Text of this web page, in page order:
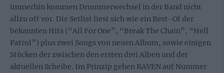
immerhin kommen Drummerwechsel in der Band nicht
allzu oft vor. Die Setlist liest sich wie ein Best-Of der
bekannten Hits (“All For One”, “Break The Chain”, “Hell
Patrol”) plus zwei Songs von neuen Album, sowie einigen
Stücken der zwischen den ersten drei Alben und der
aktuellen Scheibe. Im Prinzip gehen RAVEN auf Nummer